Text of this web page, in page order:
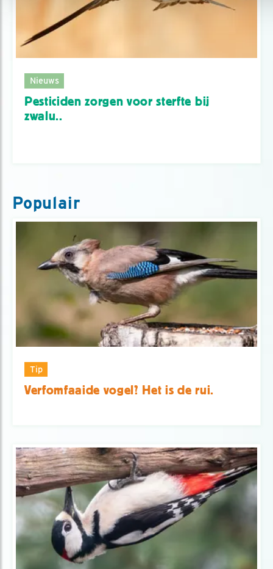
Nieuws
Pesticiden zorgen voor sterfte bij
zwalu..
Populair
Tip
Verfomfaaide vogel? Het is de rui.